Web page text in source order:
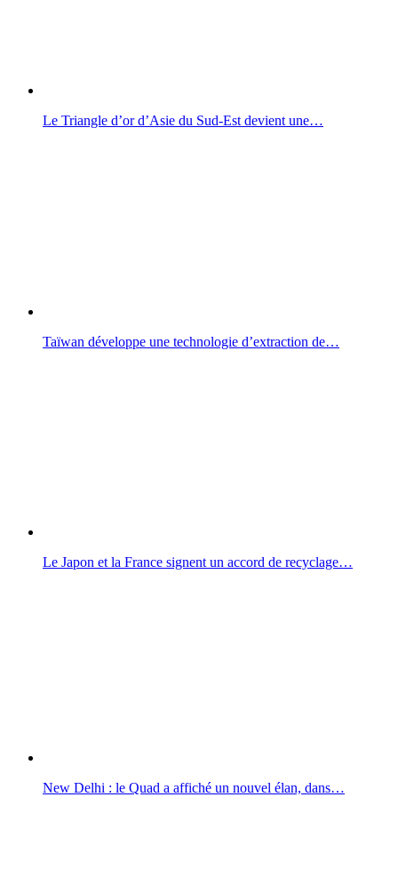
Le Triangle d’or d’Asie du Sud-Est devient une…
Taïwan développe une technologie d’extraction de…
Le Japon et la France signent un accord de recyclage…
New Delhi : le Quad a affiché un nouvel élan, dans…